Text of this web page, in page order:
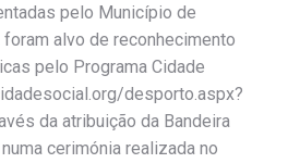
pelo Município de
alvo de reconhecimento
pelo Programa Cidade
desporto.aspx?
da atribuição da Bandeira
numa cerimónia realizada no